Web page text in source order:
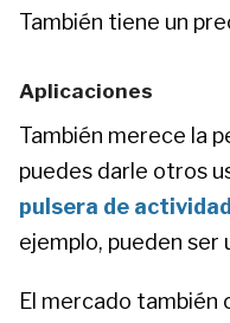
También tiene un
Aplicaciones
También merece la
puedes darle otros
pulsera de actividad
ejemplo, pueden ser
El mercado también